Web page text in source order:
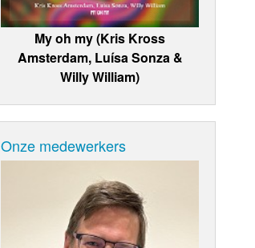
My oh my (Kris Kross
Amsterdam, Luísa Sonza &
Willy William)
Onze medewerkers